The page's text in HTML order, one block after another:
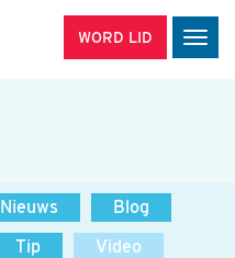
WORD LID
Nieuws
Blog
Tip
Video